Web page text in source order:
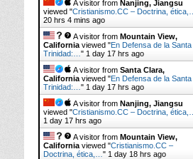
A visitor from Nanjing, Jiangsu
viewed "Cristianismo.CC – Doctrina, ética,…
20 hrs 4 mins ago
A visitor from Mountain View,
California viewed "En Defensa de la Santa
Trinidad:… " 1 day 17 hrs ago
A visitor from Santa Clara,
California viewed "En Defensa de la Santa
Trinidad:… " 1 day 17 hrs ago
A visitor from Nanjing, Jiangsu
viewed "Cristianismo.CC – Doctrina, ética,…
1 day 17 hrs ago
A visitor from Mountain View,
California viewed "Cristianismo.CC –
Doctrina, ética,… " 1 day 18 hrs ago